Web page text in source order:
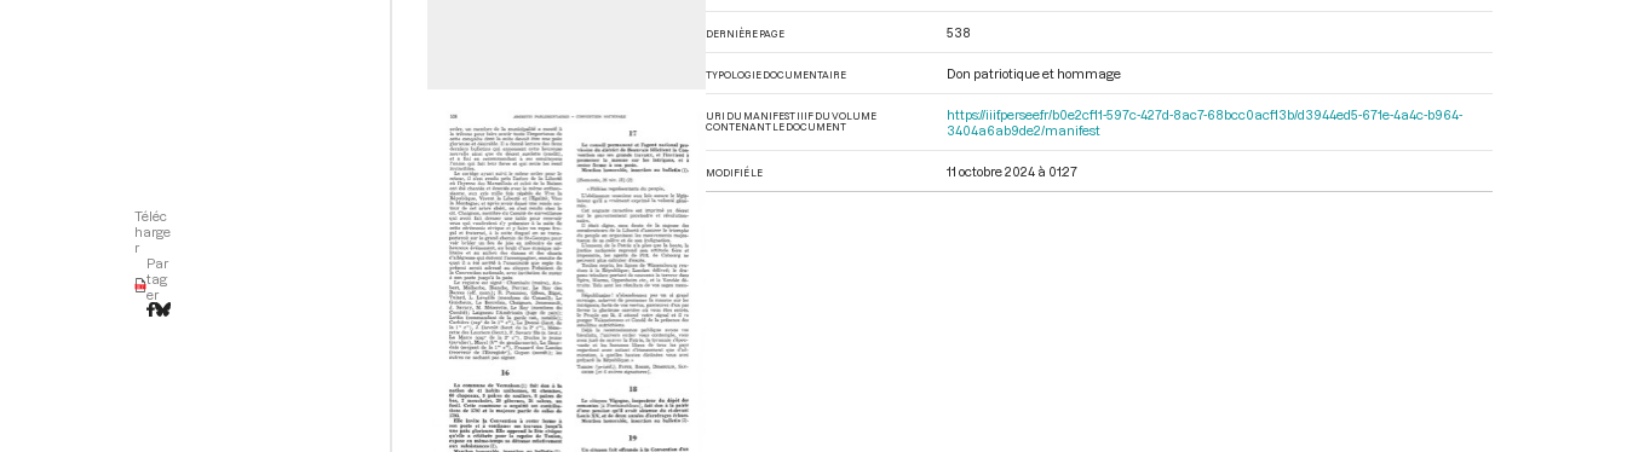
Téléc
harge
r
Par
tag
er
DERNIÈRE PAGE 538
TYPOLOGIE DOCUMENTAIRE Don patriotique et hommage
URI DU MANIFEST IIIF DU VOLUME
CONTENANT LE DOCUMENT
https://iiif.persee.fr/b0e2cf11-597c-427d-8ac7-68bcc0acf13b/d3944ed5-671e-4a4c-b964-
3404a6ab9de2/manifest
MODIFIÉ LE 11 octobre 2024 à 01:27